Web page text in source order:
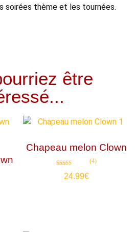
soirées thème et les tournées.
être
Chapeau melon Clown
5.00
(4)
24.99€